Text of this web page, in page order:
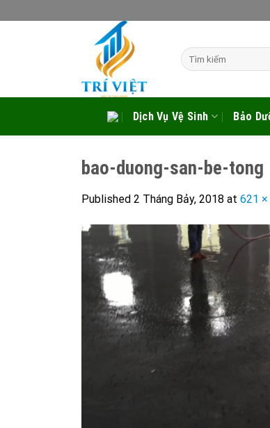
to
Tìm
kiếm:
Dịch Vụ Vệ Sinh Bảo
bao-duong-san-be-tong
Published 2 Tháng Bảy, 2018 at 621 ×